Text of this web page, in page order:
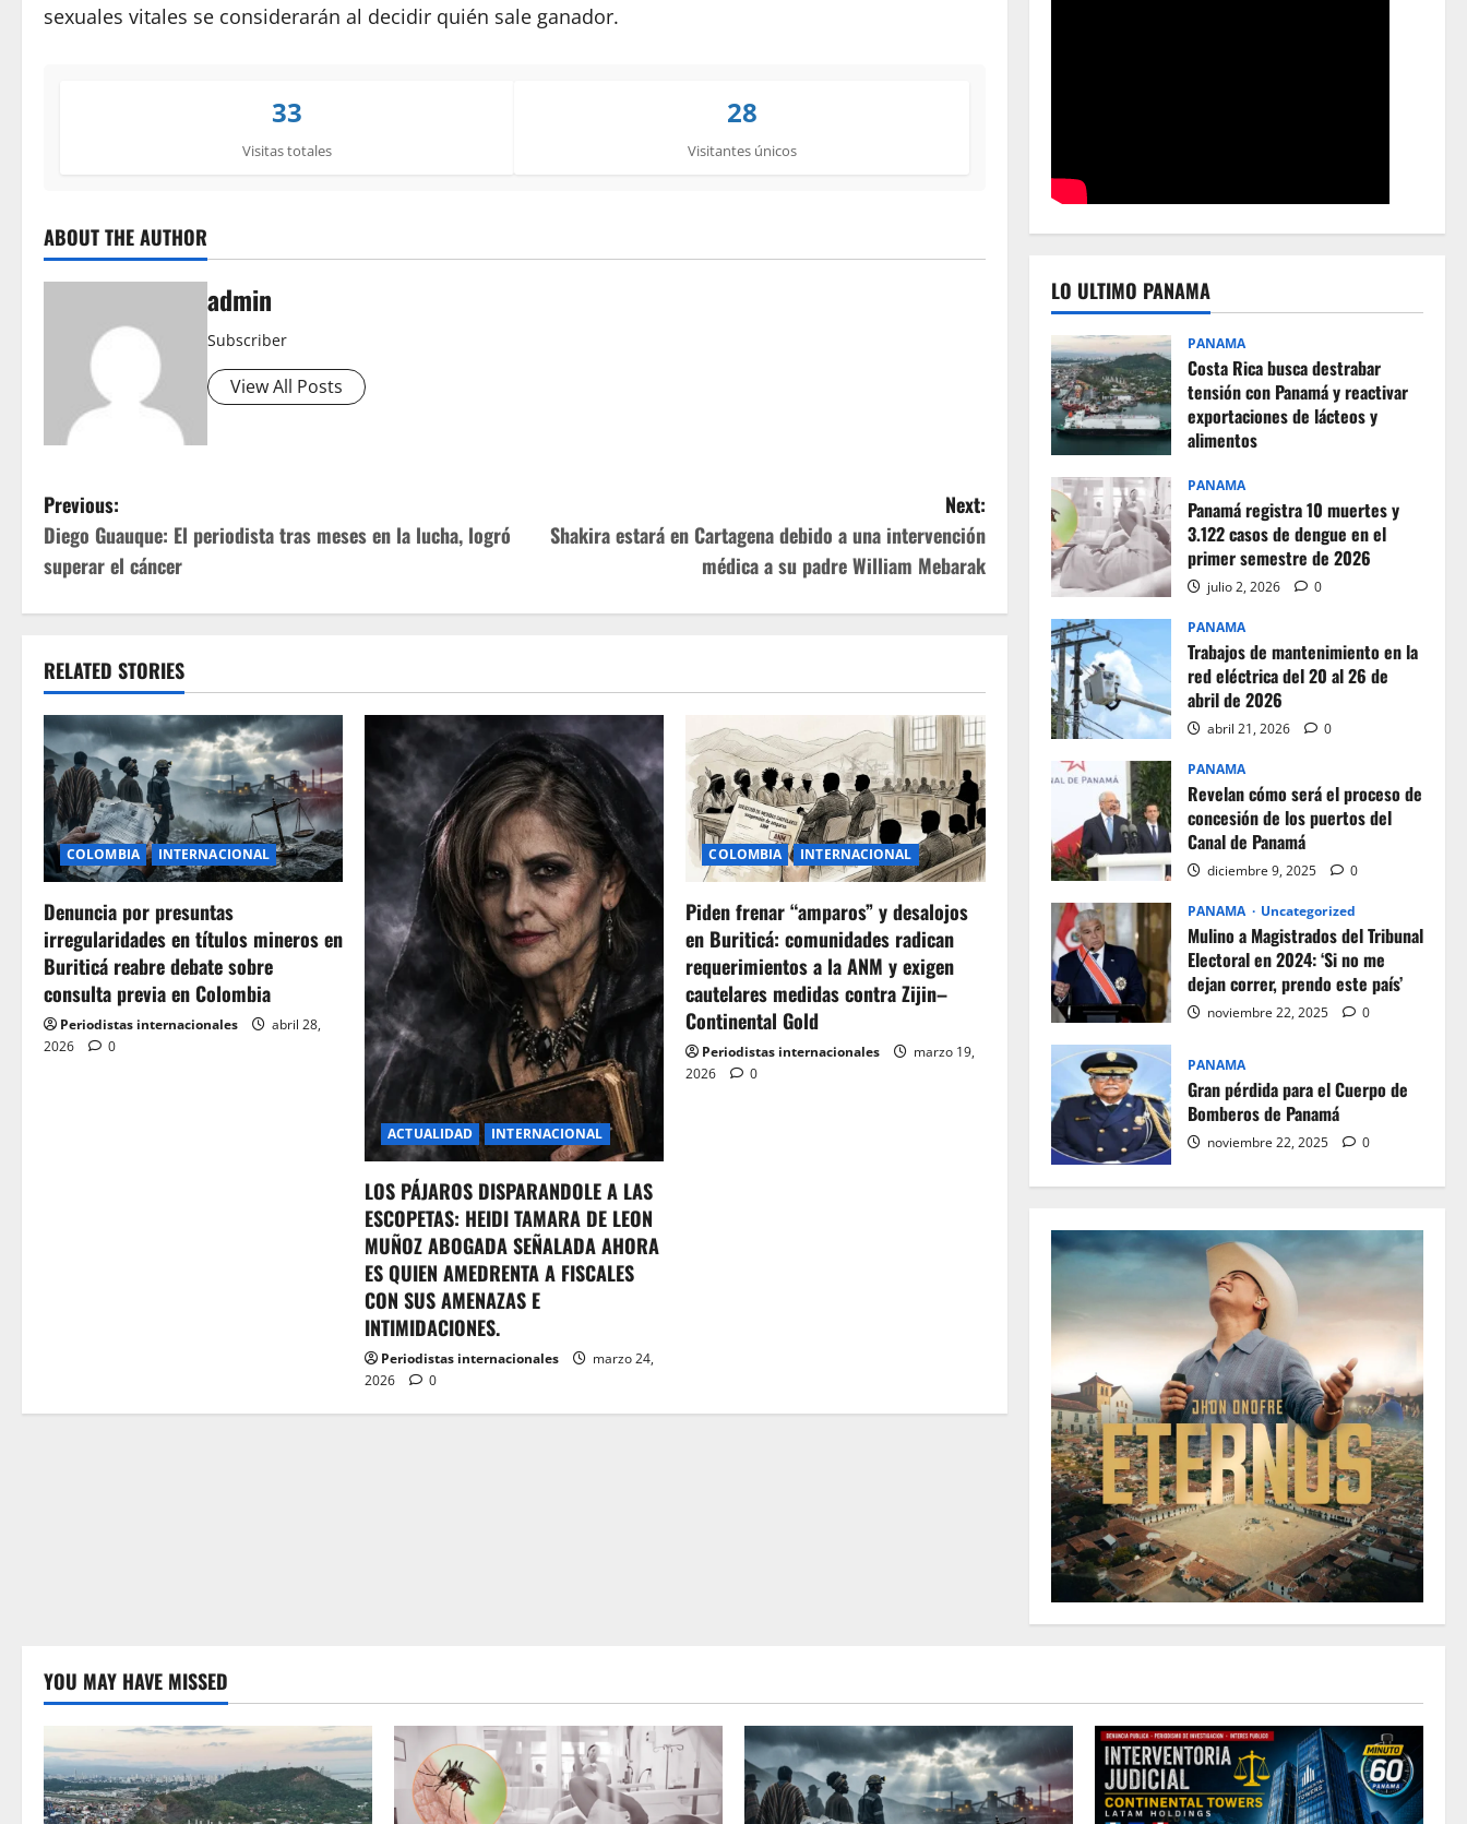
sexuales vitales se considerarán al decidir quién sale ganador.
33
Visitas totales
28
Visitantes únicos
ABOUT THE AUTHOR
admin
Subscriber
View All Posts
P
o
s
n
a
v
i
g
a
t
i
o
Previous:
Diego Guauque: El periodista tras meses en la lucha, logró
superar el cáncer
Next:
Shakira estará en Cartagena debido a una intervención
médica a su padre William Mebarak
RELATED STORIES
COLOMBIA INTERNACIONAL
Denuncia por presuntas
irregularidades en títulos mineros en
Buriticá reabre debate sobre
consulta previa en Colombia
Periodistas internacionales
abril 28,
2026
0
ACTUALIDAD INTERNACIONAL
LOS PÁJAROS DISPARANDOLE A LAS
ESCOPETAS: HEIDI TAMARA DE LEON
MUÑOZ ABOGADA SEÑALADA AHORA
ES QUIEN AMEDRENTA A FISCALES
CON SUS AMENAZAS E
INTIMIDACIONES.
Periodistas internacionales
marzo 24,
2026
0
COLOMBIA INTERNACIONAL
Piden frenar “amparos” y desalojos
en Buriticá: comunidades radican
requerimientos a la ANM y exigen
cautelares medidas contra Zijin–
Continental Gold
Periodistas internacionales
marzo 19,
2026
0
LO ULTIMO PANAMA
PANAMA
Costa Rica busca destrabar
tensión con Panamá y reactivar
exportaciones de lácteos y
alimentos
PANAMA
Panamá registra 10 muertes y
3.122 casos de dengue en el
primer semestre de 2026
julio 2, 2026 0
PANAMA
Trabajos de mantenimiento en la
red eléctrica del 20 al 26 de
abril de 2026
abril 21, 2026 0
PANAMA
Revelan cómo será el proceso de
concesión de los puertos del
Canal de Panamá
diciembre 9, 2025 0
PANAMA Uncategorized
Mulino a Magistrados del Tribunal
Electoral en 2024: ‘Si no me
dejan correr, prendo este país’
noviembre 22, 2025 0
PANAMA
Gran pérdida para el Cuerpo de
Bomberos de Panamá
noviembre 22, 2025 0
YOU MAY HAVE MISSED